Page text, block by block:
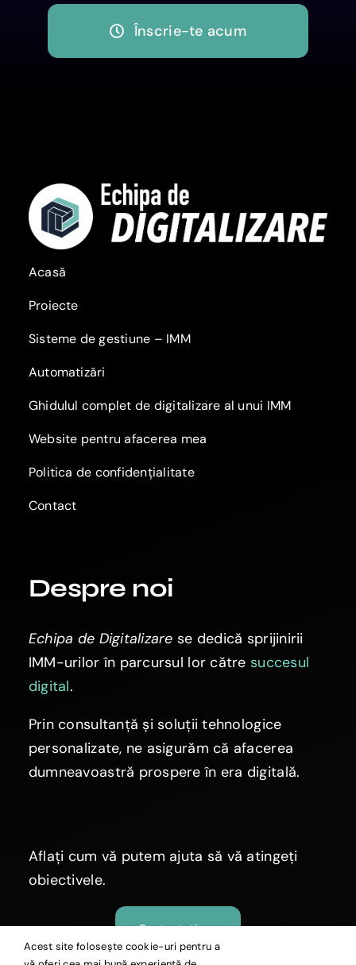
Înscrie-te acum
Acasă
Proiecte
Sisteme de gestiune – IMM
Automatizări
Ghidulul complet de digitalizare al unui IMM
Website pentru afacerea mea
Politica de confidențialitate
Contact
Despre noi
Echipa de Digitalizare se dedică sprijinirii
IMM-urilor în parcursul lor către succesul
digital.
Prin consultanță și soluții tehnologice
personalizate, ne asigurăm că afacerea
dumneavoastră prospere în era digitală.
Aflați cum vă putem ajuta să vă atingeți
obiectivele.
Contactați-ne
Acest site folosește cookie-uri pentru a